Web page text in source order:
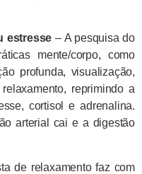
estresse – A pesquisa do
mente/corpo, como
profunda, visualização,
reprimindo a
cortisol e adrenalina.
arterial cai e a digestão
de relaxamento faz com